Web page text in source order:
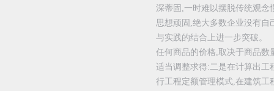
深蒂固,一时难以摆脱传统观念
思想顽固,绝大多数企业没有自
与实践的结合上进一步突破。
任何商品的价格,取决于商品数
适当调整求得:二是在计算出工
行工程定额管理模式,在建筑工